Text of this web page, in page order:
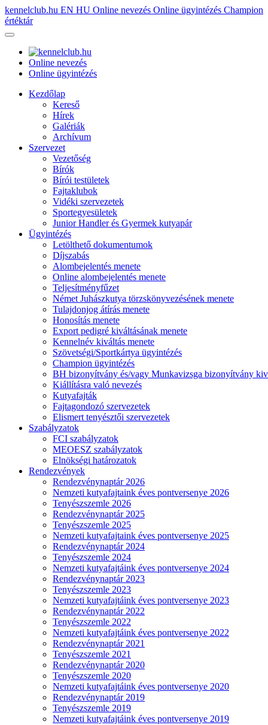
kennelclub.hu EN HU Online nevezés Online ügyintézés Champion
értéktár
Online nevezés
Online ügyintézés
Kezdőlap
Kereső
Hírek
Galériák
Archívum
Szervezet
Vezetőség
Bírók
Bírói testületek
Fajtaklubok
Vidéki szervezetek
Sportegyesületek
Junior Handler és Gyermek kutyapár
Ügyintézés
Letölthető dokumentumok
Díjszabás
Alombejelentés menete
Online alombejelentés menete
Teljesítményfűzet
Német Juhászkutya törzskönyvezésének menete
Tulajdonjog átírás menete
Honosítás menete
Export pedigré kiváltásának menete
Kennelnév kiváltás menete
Szövetségi/Sportkártya ügyintézés
Champion ügyintézés
BH bizonyítvány és/vagy Munkavizsga bizonyítvány
Kiállításra való nevezés
Kutyafajták
Fajtagondozó szervezetek
Elismert tenyésztői szervezetek
Szabályzatok
FCI szabályzatok
MEOESZ szabályzatok
Elnökségi határozatok
Rendezvények
Rendezvénynaptár 2026
Nemzeti kutyafajtaink éves pontversenye 2026
Tenyészszemle 2026
Rendezvénynaptár 2025
Tenyészszemle 2025
Nemzeti kutyafajtaink éves pontversenye 2025
Rendezvénynaptár 2024
Tenyészszemle 2024
Nemzeti kutyafajtáink éves pontversenye 2024
Rendezvénynaptár 2023
Tenyészszemle 2023
Nemzeti kutyafajtáink éves pontversenye 2023
Rendezvénynaptár 2022
Tenyészszemle 2022
Nemzeti kutyafajtáink éves pontversenye 2022
Rendezvénynaptár 2021
Tenyészszemle 2021
Rendezvénynaptár 2020
Tenyészszemle 2020
Nemzeti kutyafajtáink éves pontversenye 2020
Rendezvénynaptár 2019
Tenyészszemle 2019
Nemzeti kutyafajtáink éves pontversenye 2019